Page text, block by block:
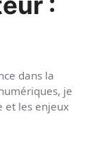
dans la
je
et les enjeux